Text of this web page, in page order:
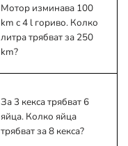
Мотор изминава 100
km с 4 l гориво. Колко
литра трябват за 250
km?
За 3 кекса трябват 6
яйца. Колко яйца
трябват за 8 кекса?